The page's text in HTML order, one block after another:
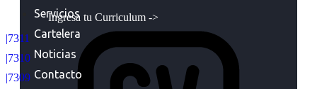
Ingresa tu Curriculum ->
Servicios
Cartelera
Noticias
Contacto
|7311
|7310
|7309